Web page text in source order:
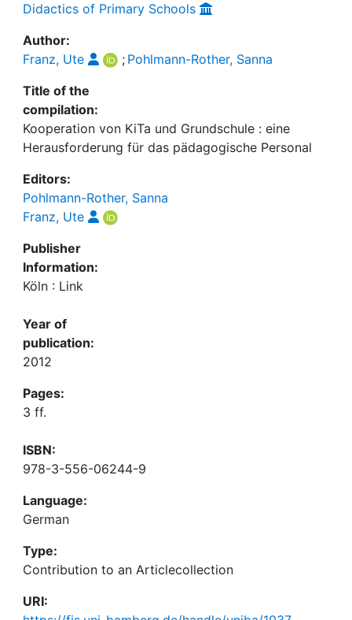
Didactics of Primary Schools
Author:
Franz, Ute
; Pohlmann-Rother, Sanna
Title of the
compilation:
Kooperation von KiTa und Grundschule : eine
Herausforderung für das pädagogische Personal
Editors:
Pohlmann-Rother, Sanna
Franz, Ute
Publisher
Information:
Köln : Link
Year of
publication:
2012
Pages:
3 ff.
ISBN:
978-3-556-06244-9
Language:
German
Type:
Contribution to an Articlecollection
URI: